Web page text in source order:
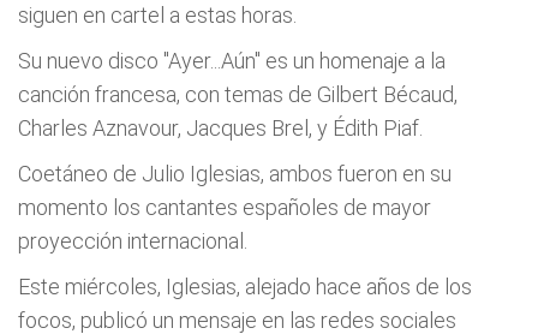
siguen en cartel a estas horas.
Su nuevo disco "Ayer...Aún" es un homenaje a la
canción francesa, con temas de Gilbert Bécaud,
Charles Aznavour, Jacques Brel, y Édith Piaf.
Coetáneo de Julio Iglesias, ambos fueron en su
momento los cantantes españoles de mayor
proyección internacional.
Este miércoles, Iglesias, alejado hace años de los
focos, publicó un mensaje en las redes sociales